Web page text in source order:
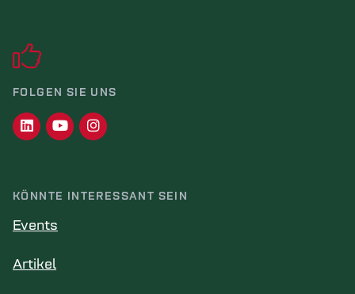
FOLGEN SIE UNS
KÖNNTE INTERESSANT SEIN
Events
Artikel